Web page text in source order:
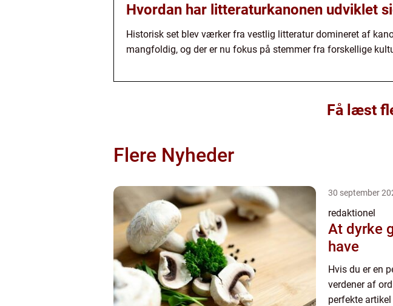
Hvordan har litteraturkanonen udviklet
Historisk set blev værker fra vestlig litteratur domineret af
mangfoldig, og der er nu fokus på stemmer fra forskellige
Få læst
Flere Nyheder
30 september
redaktionel
At dyrke
have
Hvis du er en
verdener af
perfekte